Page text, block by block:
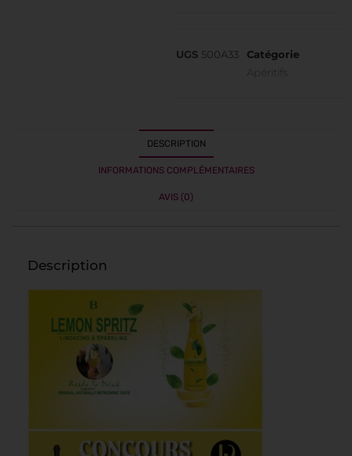
UGS 500A33
Catégorie
Apéritifs
DESCRIPTION
INFORMATIONS COMPLÉMENTAIRES
AVIS (0)
Description